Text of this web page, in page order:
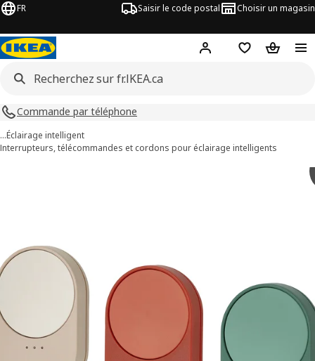
FR Saisir le code postal Choisir un magasin
Hej ! Connectez-vous
Liste d'achats
Panier
Commande par téléphone
…Éclairage intelligent
Interrupteurs, télécommandes et cordons pour éclairage intelligents